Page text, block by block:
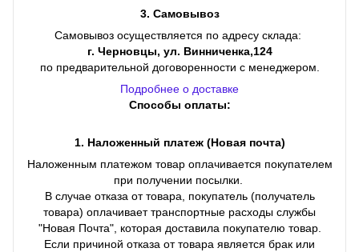
3. Самовывоз
Самовывоз осуществляется по адресу склада:
г. Черновцы, ул. Винниченка,124
по предварительной договоренности с менеджером.
Подробнее о доставке
Способы оплаты:
1. Наложенный платеж (Новая почта)
Наложенным платежом товар оплачивается покупателем
при получении посылки.
В случае отказа от товара, покупатель (получатель
товара) оплачивает транспортные расходы службы
"Новая Почта", которая доставила покупателю товар.
Если причиной отказа от товара является брак или